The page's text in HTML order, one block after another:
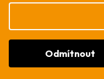
Odmítnout
Copyright 2026
vyhrazena.